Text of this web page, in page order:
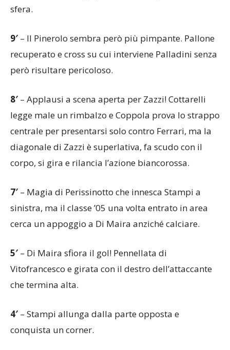
sfera.
9′ – Il Pinerolo sembra però più pimpante. Pallone
recuperato e cross su cui interviene Palladini senza
però risultare pericoloso.
8′ – Applausi a scena aperta per Zazzi! Cottarelli
legge male un rimbalzo e Coppola prova lo strappo
centrale per presentarsi solo contro Ferrari, ma la
diagonale di Zazzi è superlativa, fa scudo con il
corpo, si gira e rilancia l’azione biancorossa.
7′ – Magia di Perissinotto che innesca Stampi a
sinistra, ma il classe ’05 una volta entrato in area
cerca un appoggio a Di Maira anziché calciare.
5′ – Di Maira sfiora il gol! Pennellata di
Vitofrancesco e girata con il destro dell’attaccante
che termina alta.
4′ – Stampi allunga dalla parte opposta e
conquista un corner.